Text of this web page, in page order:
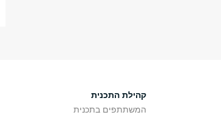
קהילת התכנית
המשתתפים בתכנית